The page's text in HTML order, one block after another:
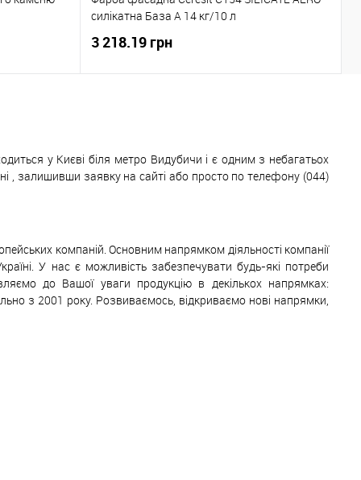
силікатна База А 14 кг/10 л
3 218.19 грн
у Києві біля метро Видубичи і є одним з небагатьох
, залишивши заявку на сайті або просто по телефону (044)
компаній. Основним напрямком діяльності компанії
У нас є можливість забезпечувати будь-які потреби
до Вашої уваги продукцію в декількох напрямках:
з 2001 року. Розвиваємось, відкриваємо нові напрямки,